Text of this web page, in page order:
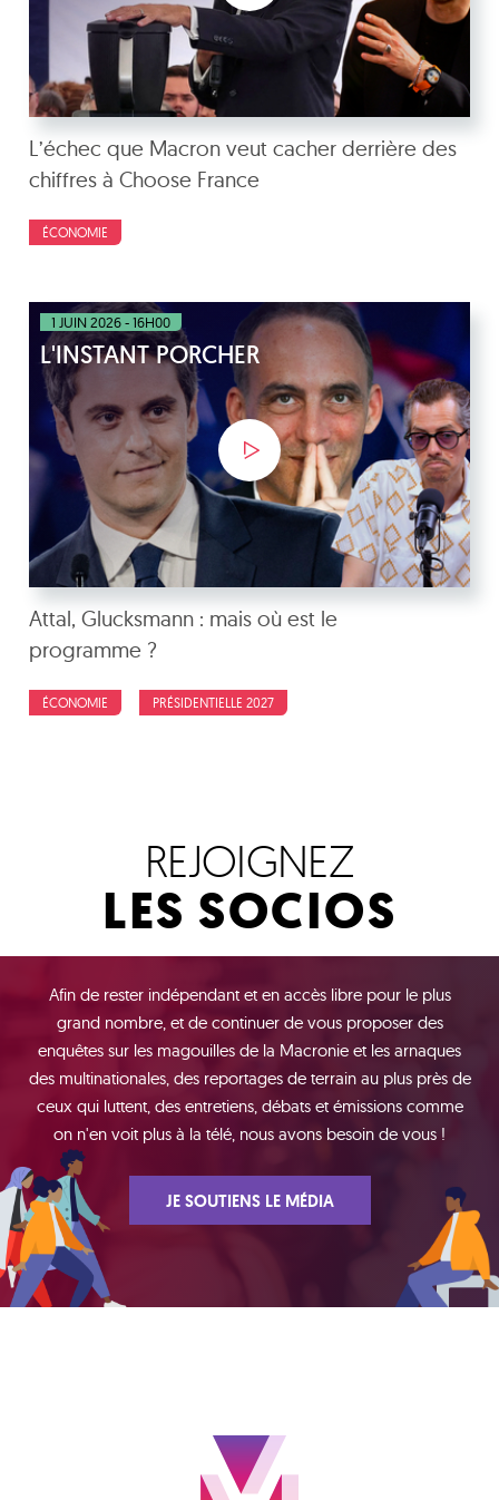
L’échec que Macron veut cacher derrière des
chiffres à Choose France
ÉCONOMIE
1 JUIN 2026 - 16H00
L'INSTANT PORCHER
Attal, Glucksmann : mais où est le
programme ?
ÉCONOMIE PRÉSIDENTIELLE 2027
REJOIGNEZ
LES SOCIOS
Afin de rester indépendant et en accès libre pour le plus
grand nombre, et de continuer de vous proposer des
enquêtes sur les magouilles de la Macronie et les arnaques
des multinationales, des reportages de terrain au plus près de
ceux qui luttent, des entretiens, débats et émissions comme
on n'en voit plus à la télé, nous avons besoin de vous !
JE SOUTIENS LE MÉDIA